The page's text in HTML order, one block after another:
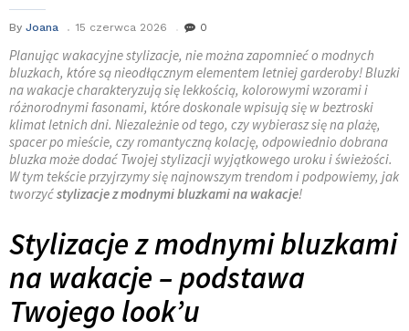
By Joana 15 czerwca 2026 0
Planując wakacyjne stylizacje, nie można zapomnieć o modnych
bluzkach, które są nieodłącznym elementem letniej garderoby! Bluzki
na wakacje charakteryzują się lekkością, kolorowymi wzorami i
różnorodnymi fasonami, które doskonale wpisują się w beztroski
klimat letnich dni. Niezależnie od tego, czy wybierasz się na plażę,
spacer po mieście, czy romantyczną kolację, odpowiednio dobrana
bluzka może dodać Twojej stylizacji wyjątkowego uroku i świeżości.
W tym tekście przyjrzymy się najnowszym trendom i podpowiemy, jak
tworzyćstylizacje z modnymi bluzkami na wakacje!
Stylizacje z modnymi bluzkami
na wakacje – podstawa
Twojego look’u